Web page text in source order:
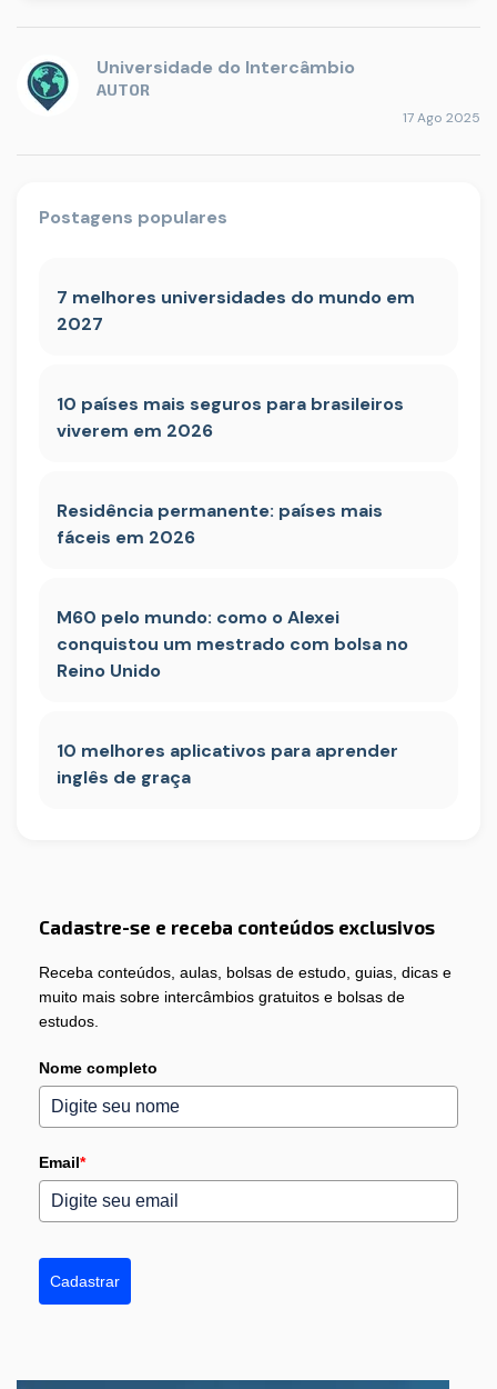
Universidade do Intercâmbio
AUTOR
17 Ago 2025
Postagens populares
7 melhores universidades do mundo em
2027
10 países mais seguros para brasileiros
viverem em 2026
Residência permanente: países mais
fáceis em 2026
M60 pelo mundo: como o Alexei
conquistou um mestrado com bolsa no
Reino Unido
10 melhores aplicativos para aprender
inglês de graça
Cadastre-se e receba conteúdos exclusivos
Receba conteúdos, aulas, bolsas de estudo, guias, dicas e
muito mais sobre intercâmbios gratuitos e bolsas de
estudos.
Nome completo
Email*
Cadastrar